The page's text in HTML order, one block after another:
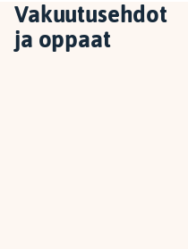
Vakuutusehdot
ja oppaat